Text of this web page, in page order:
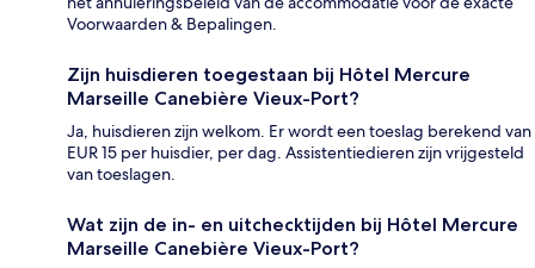
Voorwaarden & Bepalingen.
Zijn huisdieren toegestaan bij Hôtel Mercure
Marseille Canebière Vieux-Port?
Ja, huisdieren zijn welkom. Er wordt een toeslag berekend van
EUR 15 per huisdier, per dag. Assistentiedieren zijn vrijgesteld
van toeslagen.
Wat zijn de in- en uitchecktijden bij Hôtel Mercure
Marseille Canebière Vieux-Port?